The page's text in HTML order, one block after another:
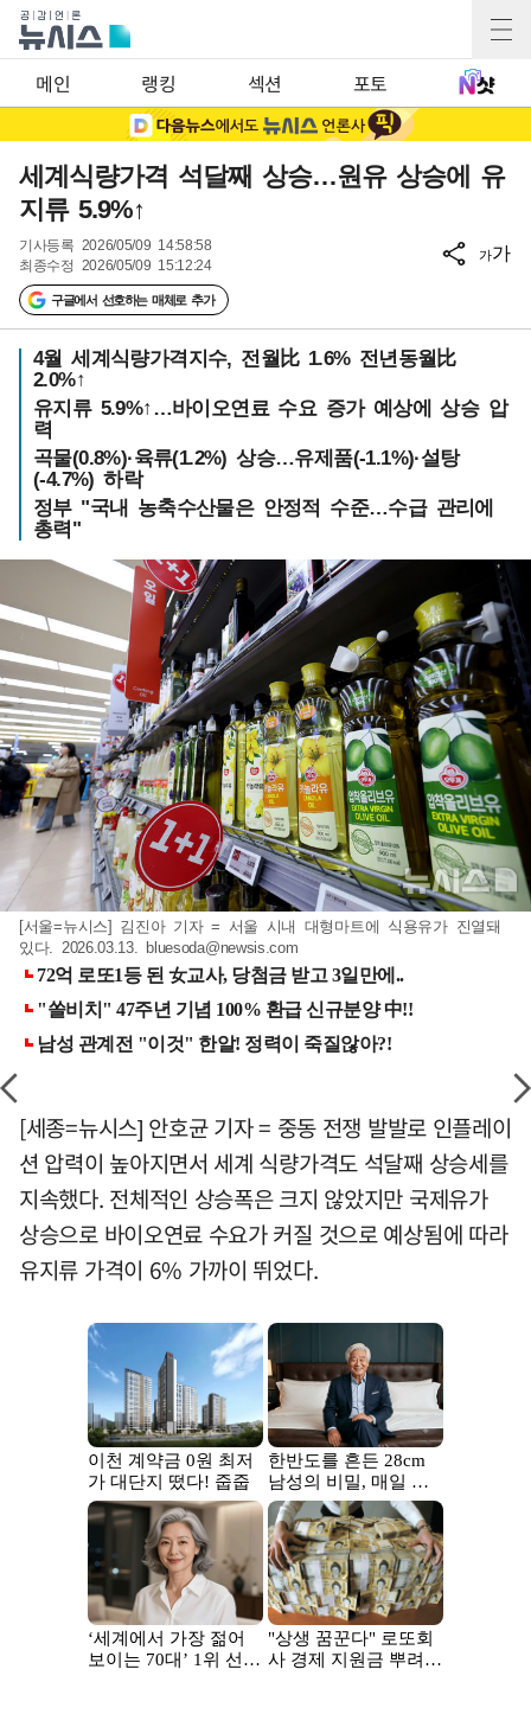
메인 랭킹 섹션 포토
세계식량가격 석달째 상승…원유 상승에 유
지류 5.9%↑
기사등록 2026/05/09 14:58:58
최종수정 2026/05/09 15:12:24
구글에서 선호하는 매체로 추가
가가
4월 세계식량가격지수, 전월比 1.6% 전년동월比
2.0%↑
유지류 5.9%↑…바이오연료 수요 증가 예상에 상승 압
력
곡물(0.8%)·육류(1.2%) 상승…유제품(-1.1%)·설탕
(-4.7%) 하락
정부 "국내 농축수산물은 안정적 수준…수급 관리에
총력"
[서울=뉴시스] 김진아 기자 = 서울 시내 대형마트에 식용유가 진열돼
있다. 2026.03.13. bluesoda@newsis.com
[세종=뉴시스] 안호균 기자 = 중동 전쟁 발발로 인플레이
션 압력이 높아지면서 세계 식량가격도 석달째 상승세를
지속했다. 전체적인 상승폭은 크지 않았지만 국제유가
상승으로 바이오연료 수요가 커질 것으로 예상됨에 따라
유지류 가격이 6% 가까이 뛰었다.